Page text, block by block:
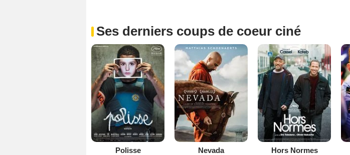
Ses derniers coups de coeur ciné
Polisse Nevada Hors Normes